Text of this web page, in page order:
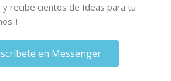
recibe cientos de Ideas para tu
en Messenger